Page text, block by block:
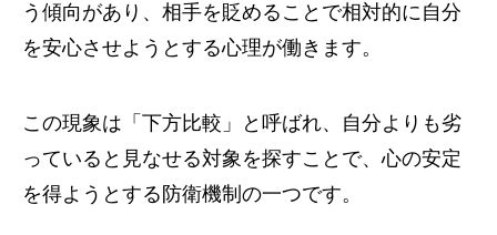
う傾向があり、相手を貶めることで相対的に自分
を安心させようとする心理が働きます。
この現象は「下方比較」と呼ばれ、自分よりも劣
っていると見なせる対象を探すことで、心の安定
を得ようとする防衛機制の一つです。